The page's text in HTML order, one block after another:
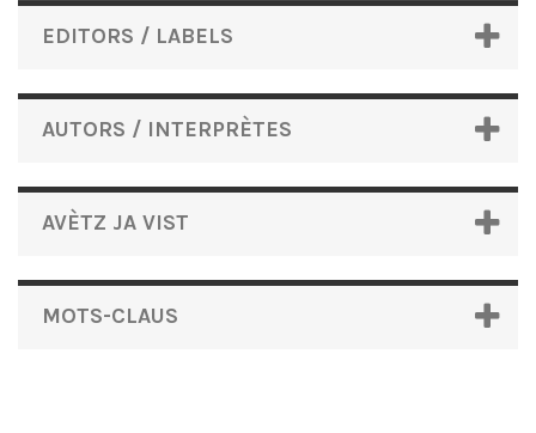
EDITORS / LABELS
AUTORS / INTERPRÈTES
AVÈTZ JA VIST
MOTS-CLAUS